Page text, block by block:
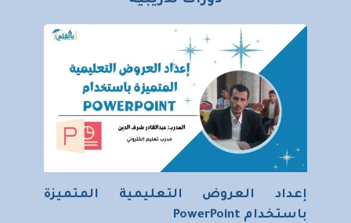
إعداد العروض التعليمية المتميزة
باستخدام PowerPoint